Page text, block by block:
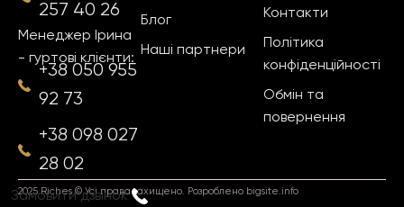
Замовити дзвінок
Блог
Наші партнери
Контакти
Політика
конфіденційності
Обмін та
повернення
257 40 26
Менеджер Ірина
- гуртові клієнти:
+38 050 955
92 73
+38 098 027
28 02
2025 Riches © Усі права захищено. Розроблено bigsite.info